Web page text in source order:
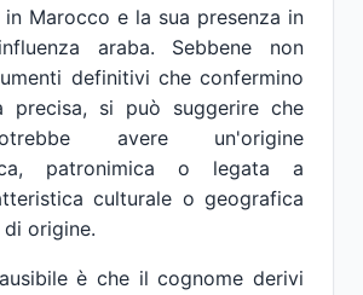
Marocco e la sua presenza in
araba. Sebbene non
definitivi che confermino
precisa, si può suggerire che
avere un'origine
patronimica o legata a
culturale o geografica
origine.
è che il cognome derivi